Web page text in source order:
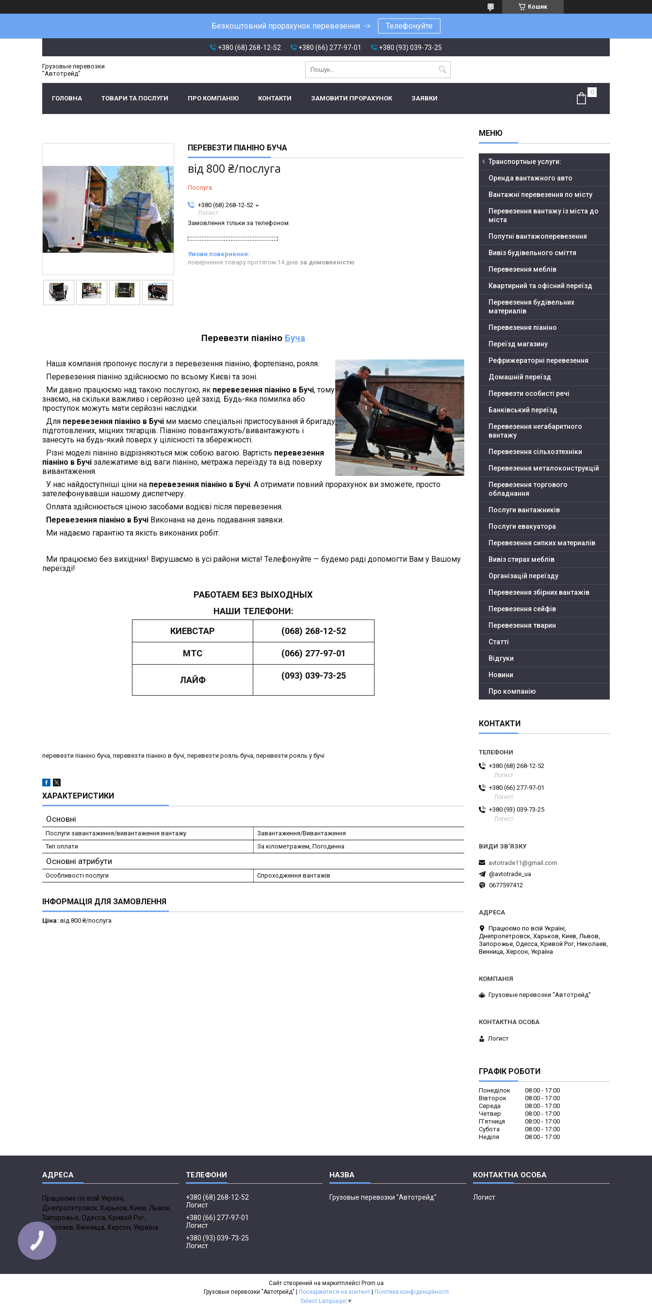
Кошик
Безкоштовний прорахунок перевезення -> Телефонуйте
+380 (68) 268-12-52 +380 (66) 277-97-01 +380 (93) 039-73-25
Грузовые перевозки
"Автотрейд"
ГОЛОВНА ТОВАРИ ТА ПОСЛУГИ ПРО КОМПАНІЮ КОНТАКТИ ЗАМОВИТИ ПРОРАХУНОК ЗАЯВКИ
ПЕРЕВЕЗТИ ПІАНІНО БУЧА
від 800 ₴/послуга
Послуга
+380 (68) 268-12-52
Логист
Замовлення тільки за телефоном
повернення товару протягом 14 днів за домовленістю
Перевезти піаніно Буча
Наша компанія пропонує послуги з перевезення піаніно, фортепіано, рояля.
Перевезення піаніно здійснюємо по всьому Києві та зоні.
Ми давно працюємо над такою послугою, як перевезення піаніно в Бучі, тому
знаємо, на скільки важливо і серйозно цей захід. Будь-яка помилка або
проступок можуть мати серйозні наслідки.
Для перевезення піаніно в Бучі ми маємо спеціальні пристосування й бригаду
підготовлених, міцних тягарців. Піаніно повантажують/вивантажують і
занесуть на будь-який поверх у цілісності та збережності.
Різні моделі піаніно відрізняються між собою вагою. Вартість перевезення
піаніно в Бучі залежатиме від ваги піаніно, метража переїзду та від поверху
вивантаження.
У нас найдоступніші ціни на перевезення піаніно в Бучі. А отримати повний прорахунок ви зможете, просто
зателефонувавши нашому диспетчеру.
Оплата здійснюється ціною засобами водієві після перевезення.
Перевезення піаніно в Бучі Виконана на день подавання заявки.
Ми надаємо гарантію та якість виконаних робіт.
Ми працюємо без вихідних! Вирушаємо в усі райони міста! Телефонуйте — будемо раді допомогти Вам у Вашому
переїзді!
РАБОТАЕМ БЕЗ ВЫХОДНЫХ
НАШИ ТЕЛЕФОНИ:
КИЕВСТАР
(068) 268-12-52
МТС (066) 277-97-01
ЛАЙФ (093) 039-73-25
перевезти піаніно буча, перевезти піаніно в бучі, перевезти рояль буча, перевезти рояль у бучі
ХАРАКТЕРИСТИКИ
Основні
Послуги завантаження/вивантаження вантажу
Завантаження/Вивантаження
Тип оплати
За кілометражем, Погодинна
Основні атрибути
Особливості послуги Спроходження вантажів
ІНФОРМАЦІЯ ДЛЯ ЗАМОВЛЕННЯ
Ціна: від 800 ₴/послуга
Транспортные услуги:
Оренда вантажного авто
Вантажні перевезення по місту
Перевезення вантажу із міста до
міста
Попутні вантажоперевезення
Вивіз будівельного сміття
Перевезення меблів
Квартирний та офісний переїзд
Перевезення будівельних
материалів
Перевезення піаніно
Переїзд магазину
Рефрижераторні перевезення
Домашній переїзд
Перевезти особисті речі
Банківський переїзд
Перевезення негабаритного
вантажу
Перевезення сільхозтехніки
Перевезення металоконструкцій
Перевезення торгового
обладнання
Послуги вантажників
Послуги евакуатора
Перевезення сипких материалів
Вивіз стирах меблів
Організацій переїзду
Перевезення збірних вантажів
Перевезення сейфів
Перевезення тварин
Статті
Відгуки
Новини
Про компанію
КОНТАКТИ
+380 (68) 268-12-52
Логист
+380 (66) 277-97-01
Логист
+380 (93) 039-73-25
Логист
avtotrade11@gmail.com
@avtotrade_ua
0677597412
Працюємо по всій Україні,
Днепропетровск, Харьков, Киев, Львов,
Запорожье, Одесса, Кривой Рог, Николаев,
Винница, Херсон, Україна
Грузовые перевозки "Автотрейд"
Логист
ГРАФІК РОБОТИ
Понеділок 08:00
17:00
Вівторок
08:00
17:00
Середа
08:00
17:00
Четвер
08:00
17:00
Пʼятниця
08:00
17:00
Субота
08:00
17:00
Неділя
08:00 17:00
Працюємо по всій Україні,
Днепропетровск, Харьков, Киев, Львов,
Запорожье, Одесса, Кривой Рог,
Николаев, Винница, Херсон, Україна
+380 (68) 268-12-52
Логист
+380 (66) 277-97-01
Логист
+380 (93) 039-73-25
Логист
Грузовые перевозки "Автотрейд" Логист
Сайт створений на маркетплейсі Prom.ua
Поскаржитися на контент
Політика конфіденційності
Select Language ▼